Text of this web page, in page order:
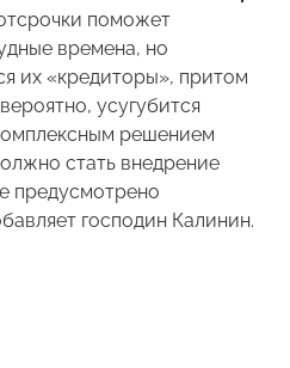
поможет
времена, но
их «кредиторы», притом
усугубится
решением
стать внедрение
предусмотрено
господин Калинин.